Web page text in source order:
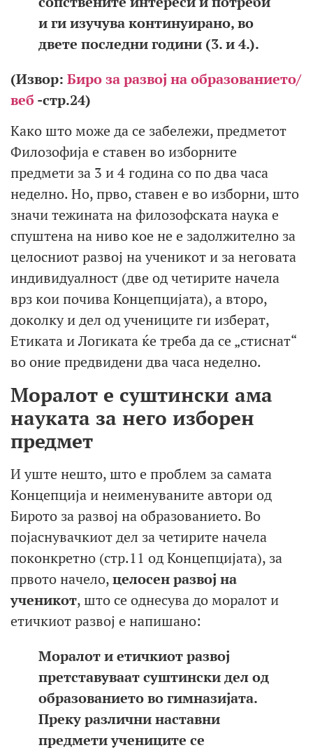
и ги изучува континуирано, во
двете последни години (3. и 4.).
(Извор: Биро за развој на образованието/
веб -стр.24)
Како што може да се забележи, предметот
Филозофија е ставен во изборните
предмети за 3 и 4 година со по два часа
неделно. Но, прво, ставен е во изборни, што
значи тежината на филозофската наука е
спуштена на ниво кое не е задолжително за
целосниот развој на ученикот и за неговата
индивидуалност (две од четирите начела
врз кои почива Концепцијата), а второ,
доколку и дел од учениците ги изберат,
Етиката и Логиката ќе треба да се „стиснат“
во оние предвидени два часа неделно.
Моралот е суштински ама
науката за него изборен
предмет
И уште нешто, што е проблем за самата
Концепција и неименуваните автори од
Бирото за развој на образованието. Во
појаснувачкиот дел за четирите начела
поконкретно (стр.11 од Концепцијата), за
првото начело,целосен развој на
ученикот, што се однeсува до моралот и
етичкиот развој е напишано:
Моралот и етичкиот развој
претставуваат суштински дел од
образованието во гимназијата.
Преку различни наставни
предмети учениците се